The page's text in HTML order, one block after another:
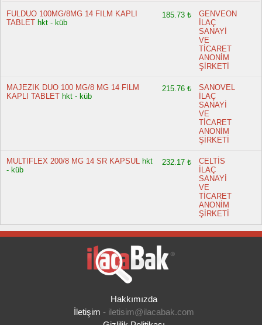
FULDUO 100MG/8MG 14 FILM KAPLI
TABLET hkt - küb
185.73 ₺
GENVEON
İLAÇ
SANAYİ
VE
TİCARET
ANONİM
ŞİRKETİ
MAJEZIK DUO 100 MG/8 MG 14 FILM
KAPLI TABLET hkt - küb
215.76 ₺
SANOVEL
İLAÇ
SANAYİ
VE
TİCARET
ANONİM
ŞİRKETİ
MULTIFLEX 200/8 MG 14 SR KAPSUL hkt
- küb
232.17 ₺
CELTİS
İLAÇ
SANAYİ
VE
TİCARET
ANONİM
ŞİRKETİ
Hakkımızda
İletişim - iletisim@ilacabak.com